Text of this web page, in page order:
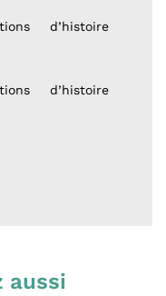
d’histoire
d’histoire
aussi